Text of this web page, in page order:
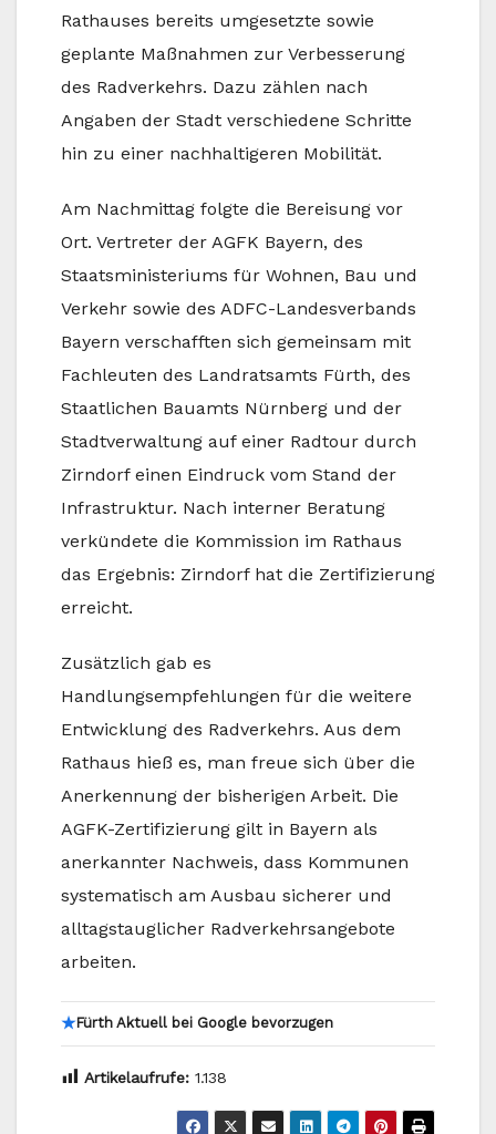
Rathauses bereits umgesetzte sowie
geplante Maßnahmen zur Verbesserung
des Radverkehrs. Dazu zählen nach
Angaben der Stadt verschiedene Schritte
hin zu einer nachhaltigeren Mobilität.
Am Nachmittag folgte die Bereisung vor
Ort. Vertreter der AGFK Bayern, des
Staatsministeriums für Wohnen, Bau und
Verkehr sowie des ADFC-Landesverbands
Bayern verschafften sich gemeinsam mit
Fachleuten des Landratsamts Fürth, des
Staatlichen Bauamts Nürnberg und der
Stadtverwaltung auf einer Radtour durch
Zirndorf einen Eindruck vom Stand der
Infrastruktur. Nach interner Beratung
verkündete die Kommission im Rathaus
das Ergebnis: Zirndorf hat die Zertifizierung
erreicht.
Zusätzlich gab es
Handlungsempfehlungen für die weitere
Entwicklung des Radverkehrs. Aus dem
Rathaus hieß es, man freue sich über die
Anerkennung der bisherigen Arbeit. Die
AGFK-Zertifizierung gilt in Bayern als
anerkannter Nachweis, dass Kommunen
systematisch am Ausbau sicherer und
alltagstauglicher Radverkehrsangebote
arbeiten.
★Fürth Aktuell bei Google bevorzugen
Artikelaufrufe: 1.138